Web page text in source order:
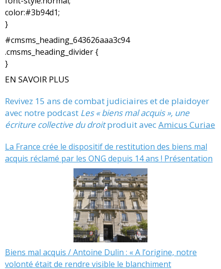
color:#3b94d1;
}
#cmsms_heading_643626aaa3c94
.cmsms_heading_divider {
}
EN SAVOIR PLUS
Revivez 15 ans de combat judiciaires et de plaidoyer
avec notre podcast Les « biens mal acquis », une
écriture collective du droitproduit avecAmicus Curiae
La France crée le dispositif de restitution des biens mal
acquis réclamé par les ONG depuis 14 ans ! Présentation
Biens mal acquis / Antoine Dulin : « A l’origine, notre
volonté était de rendre visible le blanchiment